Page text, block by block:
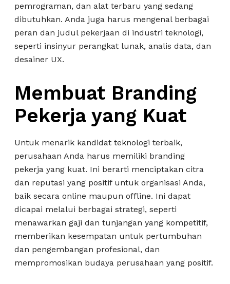
pemrograman, dan alat terbaru yang sedang
dibutuhkan. Anda juga harus mengenal berbagai
peran dan judul pekerjaan di industri teknologi,
seperti insinyur perangkat lunak, analis data, dan
desainer UX.
Membuat Branding
Pekerja yang Kuat
Untuk menarik kandidat teknologi terbaik,
perusahaan Anda harus memiliki branding
pekerja yang kuat. Ini berarti menciptakan citra
dan reputasi yang positif untuk organisasi Anda,
baik secara online maupun offline. Ini dapat
dicapai melalui berbagai strategi, seperti
menawarkan gaji dan tunjangan yang kompetitif,
memberikan kesempatan untuk pertumbuhan
dan pengembangan profesional, dan
mempromosikan budaya perusahaan yang positif.